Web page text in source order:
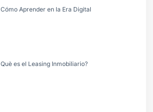
Cómo Aprender en la Era Digital
Què es el Leasing Inmobiliario?